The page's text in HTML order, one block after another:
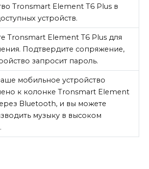
Tronsmart Element T6 Plus в
устройств.
Tronsmart Element T6 Plus для
Подтвердите сопряжение,
запросит пароль.
мобильное устройство
к колонке Tronsmart Element
Bluetooth, и вы можете
музыку в высоком